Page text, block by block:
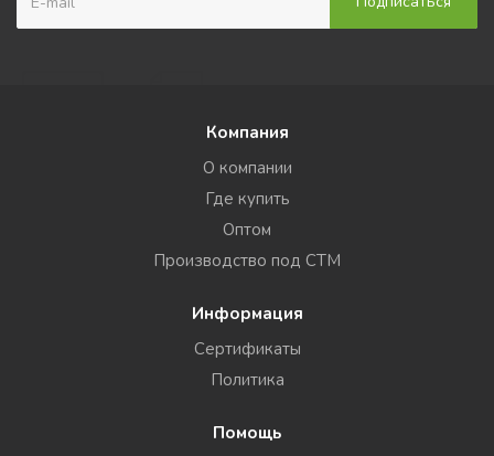
Компания
О компании
Где купить
Оптом
Производство под СТМ
Информация
Сертификаты
Политика
Помощь